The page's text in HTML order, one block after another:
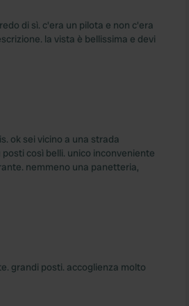
di sì. c'era un pilota e non c'era
la vista è bellissima e devi
ok sei vicino a una strada
così belli. unico inconveniente
nemmeno una panetteria,
grandi posti. accoglienza molto